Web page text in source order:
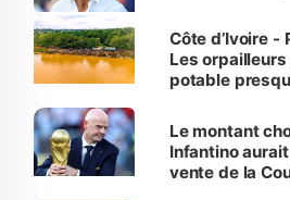
Côte d’Ivoire -
Les orpailleurs
potable
Le montant
Infantino
vente de la